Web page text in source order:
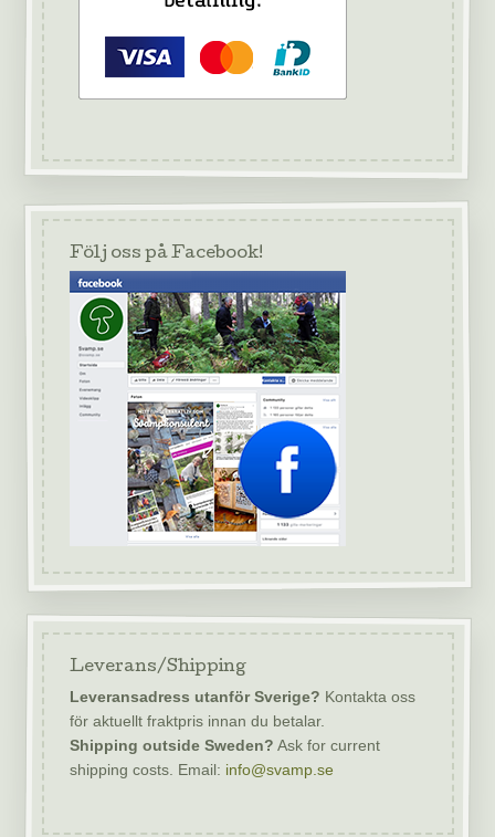
Följ oss på Facebook!
Leverans/Shipping
Leveransadress utanför Sverige? Kontakta oss
för aktuellt fraktpris innan du betalar.
Shipping outside Sweden? Ask for current
shipping costs. Email: info@svamp.se